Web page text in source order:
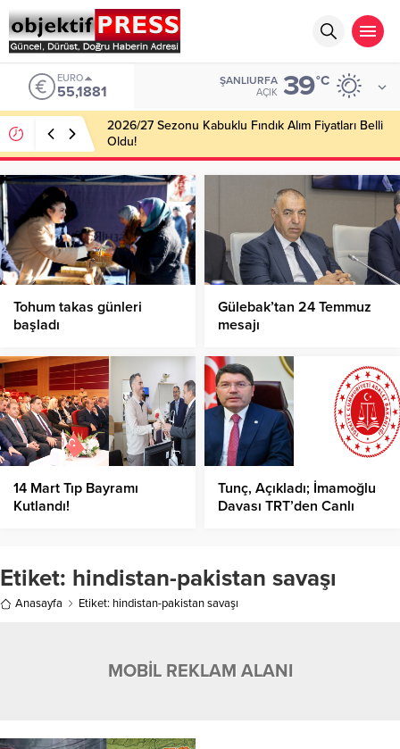
EURO
55,1881
ŞANLIURFA
AÇIK 39°C
2026/27 Sezonu Kabuklu Fındık Alım Fiyatları Belli
Oldu!
Tohum takas günleri
başladı
Gülebak’tan 24 Temmuz
mesajı
14 Mart Tıp Bayramı
Kutlandı!
Tunç, Açıkladı; İmamoğlu
Davası TRT’den Canlı
Etiket: hindistan-pakistan savaşı
Anasayfa Etiket: hindistan-pakistan savaşı
MOBİL REKLAM ALANI